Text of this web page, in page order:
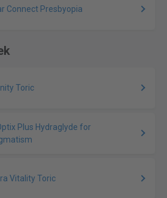
Connect Presbyopia
Toric
Plus Hydraglyde for
Vitality Toric